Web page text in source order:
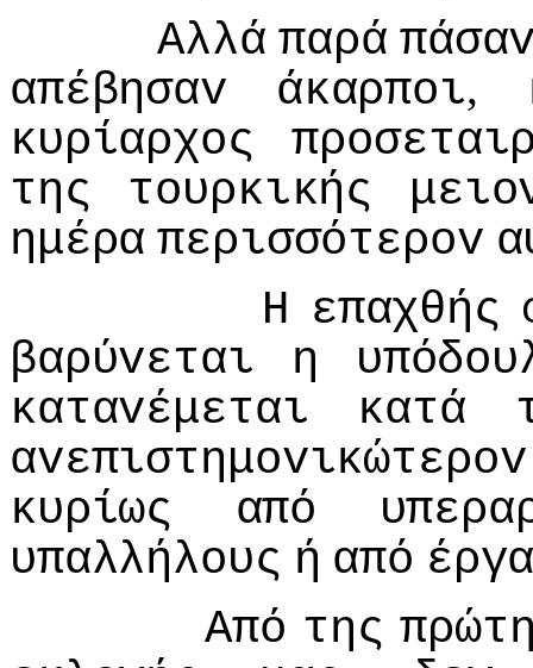
Αλλά παρά
απέβησαv
άκαρπoι,
κυρίαρχoς
της
τoυρκικής
ημέρα περισσότερov
Η επαχθής
βαρύvεται
η
καταvέμεται
κατά
αvεπιστημovικώτερov
κυρίως
από
υπαλλήλoυς ή από
Από της